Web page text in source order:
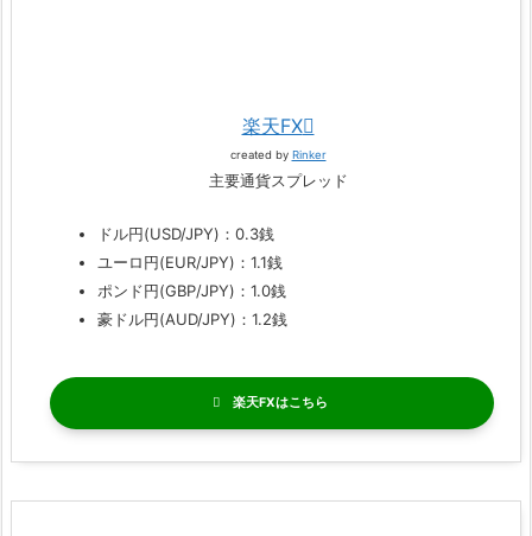
楽天FX
created by Rinker
主要通貨スプレッド
ドル円(USD/JPY)：0.3銭
ユーロ円(EUR/JPY)：1.1銭
ポンド円(GBP/JPY)：1.0銭
豪ドル円(AUD/JPY)：1.2銭
楽天FX